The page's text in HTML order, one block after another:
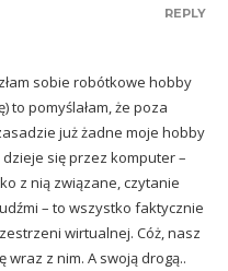
sobie robótkowe hobby
to pomyślałam, że poza
już żadne moje hobby
się przez komputer –
z nią związane, czytanie
– to wszystko faktycznie
wirtualnej. Cóż, nasz
wraz z nim. A swoją drogą..
REPLY